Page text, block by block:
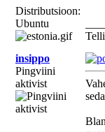
Distributsioon:
Ubuntu
insippo
Pingviini
aktivist